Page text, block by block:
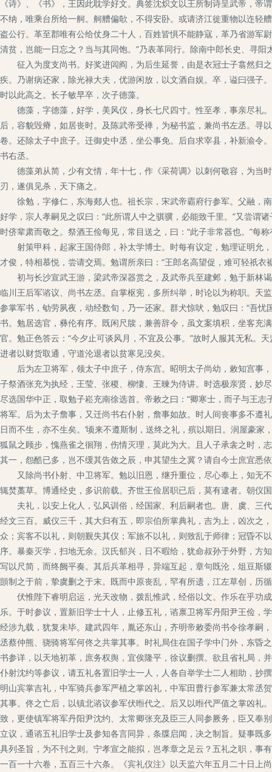
《诗》、《书》，王因此耽学好文。典签沈炽文以王所制诗呈武帝，
不纳，唯乘台所给一舸。舸艚偏欹，不得安卧。或请济江徙重物以迮轻
盗公行。革至郡唯有公给仗身二十人，百姓皆惧不能静寇，革乃省游军
清贫，岂能一日忘之？当与其同饱。”乃表革同行。除南中郎长史、寻阳
征入为度支尚书。好奖进闾阎，为后生延誉，由是衣冠士子翕然归
疾。乃谢病还家，除光禄大夫，优游闲放，以文酒自娱。卒，谥曰强子
时以此高之。长子敏早卒，次子德藻。
德藻，字德藻，好学，美风仪，身长七尺四寸。性至孝，事亲尽礼
后，容貌毁瘠，如居丧时。及陈武帝受禅，为秘书监，兼尚书左丞。
卷。还除太子中庶子。迁御史中丞，坐公事免。后自求宰县，补新渝令
书右丞。
德藻弟从简，少有文情，年十七，作《采荷调》以刺何敬容，为当
刃，遂俱见杀，天下痛之。
徐勉，字修仁，东海郯人也。祖长宗，宋武帝霸府行参军。父融，
好学，宗人孝嗣见之叹曰：“此所谓人中之骐骥，必能致千里。”又尝谓
时侪辈肃而敬之。祭酒王俭每见，常目送之，曰：“此子非常器也。”每
射策甲科，起家王国侍郎，补太学博士。时每有议定，勉理证明允
才俊，特相慕悦，尝请交焉。勉谓所亲曰：“王郎名高望促，难可轻祇
初与长沙宣武王游，梁武帝深器赏之，及武帝兵至建邺，勉于新林
临川王后军谘议、尚书左丞。自掌枢宪，多所纠举，时论以为称职。天
参掌军书，劬劳夙夜，动经数旬，乃一还家。群犬惊吠，勉叹曰：“吾
书。勉居选官，彝伦有序。既闲尺牍，兼善辞令，虽文案填积，坐客充
官。勉正色答云：“今夕止可谈风月，不宜及公事。”故时人服其无私。
进者以财货取通，守道沦退者以贫寒见没矣。
后为左卫将军，领太子中庶子，侍东宫。昭明太子尚幼，敕知宫事
子祭酒张充为执经，王莹、张稷、柳悽、王暕为侍讲。时选极亲贤，妙
尽选国华中正，取勉子崧充南徐选首。帝敕之曰：“卿寒士，而子与王
将军。后为太子詹事，又迁尚书右仆射，詹事如故。时人间丧事多不遵
日而不生，亦不生矣。’顷来不遵斯制，送终之礼，殡以期日。润屋豪
狐鼠之顾步，愧燕雀之徊翔，伤情灭理，莫此为大。且人子承衾之时，
其一，怨酷已多，岂不缓其告敛之辰，申其望生之冀？请自今士庶宜悉
又除尚书仆射、中卫将军。勉以旧恩，继升重位，尽心奉上，知无
辄焚藁草。博通经史，多识前载。齐世王俭居职已后，莫有逮者。朝仪
夫礼，以安上化人，弘风训俗，经国家、利后嗣者也。唐、虞、三
经文三百。威仪三千，其大归有五，即宗伯所掌典礼，吉为上，凶次之
众；宾客不以礼，则朝觐失其仪；军旅不以礼，则致乱于师律；冠昏不
序。暴秦灭学，扫地无余。汉氏郁兴，日不暇给，犹命叔孙于外野，
写以尺简，而终阙平奏。其后兵革相寻，异端互起，章句既沦，俎豆斯
顗制之于前，挚虞删之于末。既而中原丧乱，罕有所遗，江左草创，历
伏惟陛下睿明启运，光天改物，拨乱惟武，经俗以文。作乐在乎功
乐。于时参议，置新旧学士十人，止修五礼，谘禀卫将军丹阳尹王俭
经涉九载，犹复未毕。建武四年，胤还东山，齐明帝敕委尚书令徐孝嗣
丞蔡仲熊、骁骑将军何佟之共掌其事。时礼局住在国子学中门外，东昏
书参详，以天地初革，庶务权舆，宜俟隆平，徐议删撰。欲且省礼局，
仆射沈约等参议，请五礼各置旧学士一人，人各自举学士二人相助，抄
明山宾掌吉礼，中军骑兵参军严植之掌凶礼，中军田曹行参军兼太常
其事。佟之亡后，以镇北谘议参军伏暅代之。后又以暅代严值之掌凶礼
致，更使镇军将军丹阳尹沈约、太常卿张充及臣三人同参厥务，臣又奉
立议，通谘五礼旧学士及参知各言同异，条牒启闻，决之制旨。疑事
具列圣旨，为不刊之则。宁孝宣之能拟，岂孝章之足云？五礼之职，事
一百一十六卷，五百三十六条。《宾礼仪注》以天监六年五月二十日上